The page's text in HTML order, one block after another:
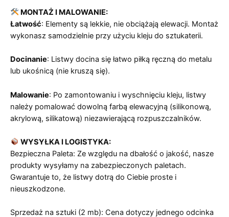
MONTAŻ I MALOWANIE:
Łatwość: Elementy są lekkie, nie obciążają elewacji. Montaż
wykonasz samodzielnie przy użyciu kleju do sztukaterii.
Docinanie: Listwy docina się łatwo piłką ręczną do metalu
lub ukośnicą (nie kruszą się).
Malowanie: Po zamontowaniu i wyschnięciu kleju, listwy
należy pomalować dowolną farbą elewacyjną (silikonową,
akrylową, silikatową) niezawierającą rozpuszczalników.
WYSYŁKA I LOGISTYKA:
Bezpieczna Paleta: Ze względu na dbałość o jakość, nasze
produkty wysyłamy na zabezpieczonych paletach.
Gwarantuje to, że listwy dotrą do Ciebie proste i
nieuszkodzone.
Sprzedaż na sztuki (2 mb): Cena dotyczy jednego odcinka